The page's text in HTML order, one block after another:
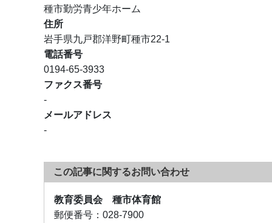
種市勤労青少年ホーム
住所
岩手県九戸郡洋野町種市22-1
電話番号
0194-65-3933
ファクス番号
-
メールアドレス
-
この記事に関するお問い合わせ
教育委員会 種市体育館
郵便番号： 028-7900